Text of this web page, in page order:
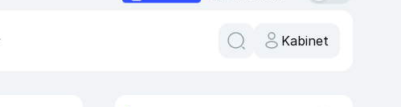
Kabinet